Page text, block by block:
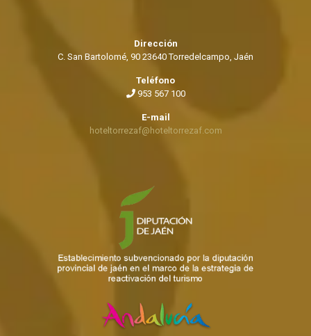
Dirección
C. San Bartolomé, 90 23640 Torredelcampo, Jaén
Teléfono
953 567 100
E-mail
hoteltorrezaf@hoteltorrezaf.com